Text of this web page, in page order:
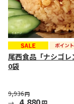
尾西食品「ナシゴ
0袋
9,936円